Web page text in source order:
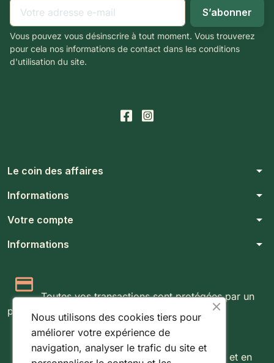
Vous pouvez vous désinscrire à tout moment. Vous trouverez
pour cela nos informations de contact dans les conditions
d'utilisation du site.
Le coin des affaires arrow_drop_down
Informations arrow_drop_down
Votre compte arrow_drop_down
Informations arrow_drop_down
Toutes vos transactions sont protégées par un
protocole SSL 256 bits.
Expédition rapide & suivie
Livraison rapide partout au Luxembourg et en
Nous utilisons des cookies tiers pour
améliorer votre expérience de
navigation, analyser le trafic du site et